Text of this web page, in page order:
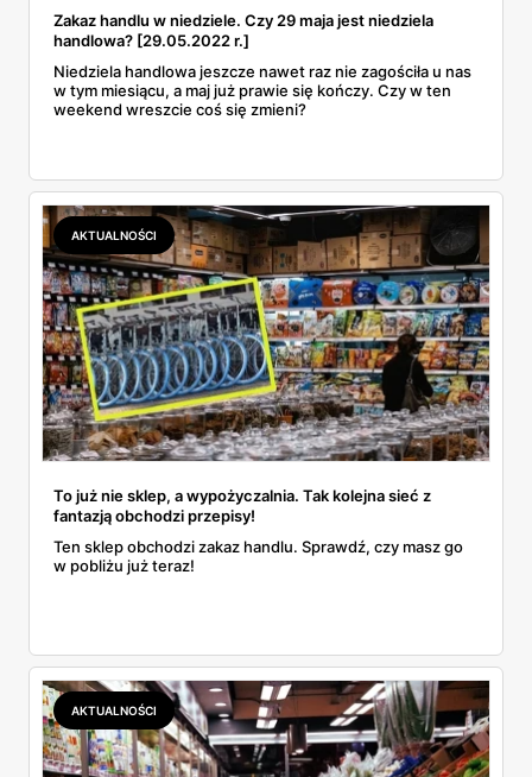
Zakaz handlu w niedziele. Czy 29 maja jest niedziela
handlowa? [29.05.2022 r.]
Niedziela handlowa jeszcze nawet raz nie zagościła u nas
w tym miesiącu, a maj już prawie się kończy. Czy w ten
weekend wreszcie coś się zmieni?
AKTUALNOŚCI
To już nie sklep, a wypożyczalnia. Tak kolejna sieć z
fantazją obchodzi przepisy!
Ten sklep obchodzi zakaz handlu. Sprawdź, czy masz go
w pobliżu już teraz!
AKTUALNOŚCI